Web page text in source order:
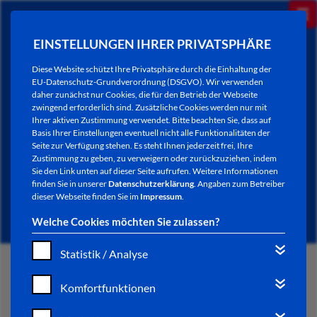
EINSTELLUNGEN IHRER PRIVATSPHÄRE
Diese Website schützt Ihre Privatsphäre durch die Einhaltung der
EU-Datenschutz-Grundverordnung (DSGVO). Wir verwenden
daher zunächst nur Cookies, die für den Betrieb der Webseite
zwingend erforderlich sind. Zusätzliche Cookies werden nur mit
Ihrer aktiven Zustimmung verwendet. Bitte beachten Sie, dass auf
Basis Ihrer Einstellungen eventuell nicht alle Funktionalitäten der
Seite zur Verfügung stehen. Es steht Ihnen jederzeit frei, Ihre
Zustimmung zu geben, zu verweigern oder zurückzuziehen, indem
Sie den Link unten auf dieser Seite aufrufen. Weitere Informationen
finden Sie in unsererDatenschutzerklärung. Angaben zum Betreiber
dieser Webseite finden Sie im Impressum.
Welche Cookies möchten Sie zulassen?
Statistik / Analyse
Komfortfunktionen
AKTUELLES
START